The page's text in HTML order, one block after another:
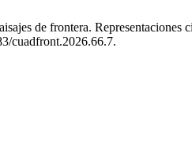
de frontera. Representaciones
cuadfront.2026.66.7.